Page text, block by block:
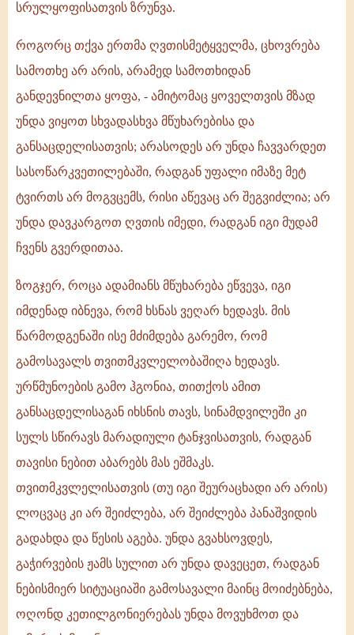
სრულყოფისათვის ზრუნვა.
როგორც თქვა ერთმა ღვთისმეტყველმა, ცხოვრება
სამოთხე არ არის, არამედ სამოთხიდან
განდევნილთა ყოფა, - ამიტომაც ყოველთვის მზად
უნდა ვიყოთ სხვადასხვა მწუხარებისა და
განსაცდელისათვის; არასოდეს არ უნდა ჩავვარდეთ
სასოწარკვეთილებაში, რადგან უფალი იმაზე მეტ
ტვირთს არ მოგვცემს, რისი აწევაც არ შეგვიძლია; არ
უნდა დავკარგოთ ღვთის იმედი, რადგან იგი მუდამ
ჩვენს გვერდითაა.
ზოგჯერ, როცა ადამიანს მწუხარება ეწვევა, იგი
იმდენად იბნევა, რომ ხსნას ვეღარ ხედავს. მის
წარმოდგენაში ისე მძიმდება გარემო, რომ
გამოსავალს თვითმკვლელობაშიღა ხედავს.
ურწმუნოების გამო ჰგონია, თითქოს ამით
განსაცდელისაგან იხსნის თავს, სინამდვილეში კი
სულს სწირავს მარადიული ტანჯვისათვის, რადგან
თავისი ნებით აბარებს მას ეშმაკს.
თვითმკვლელისათვის (თუ იგი შეურაცხადი არ არის)
ლოცვაც კი არ შეიძლება, არ შეიძლება პანაშვიდის
გადახდა და წესის აგება. უნდა გვახსოვდეს,
გაჭირვების ჟამს სულით არ უნდა დავეცეთ, რადგან
ნებისმიერ სიტუაციაში გამოსავალი მაინც მოიძებნება,
ოღონდ კეთილგონიერებას უნდა მოვუხმოთ და